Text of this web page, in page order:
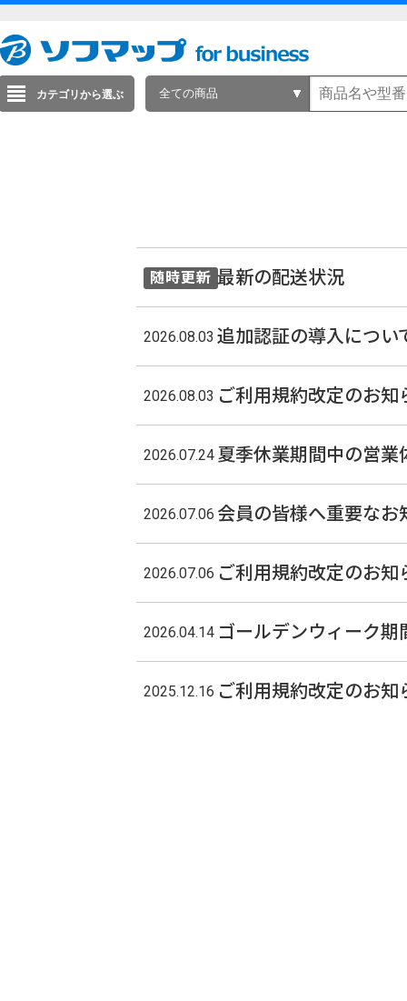
カテゴリから選ぶ 全ての商品
随時更新 最新の配送状況
2026.08.03 追加認証の導入につい
2026.08.03 ご利用規約改定のお知
2026.07.24 夏季休業期間中の営業
2026.07.06 会員の皆様へ重要な
2026.07.06 ご利用規約改定のお知
2026.04.14 ゴールデンウィーク
2025.12.16 ご利用規約改定のお知